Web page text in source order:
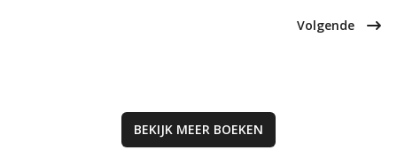
Volgende
BEKIJK MEER BOEKEN